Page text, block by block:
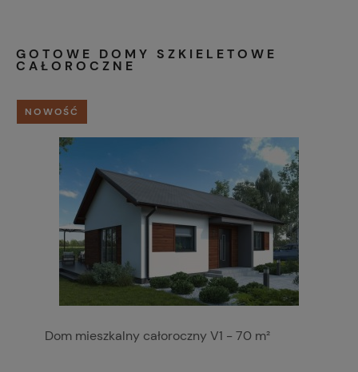
GOTOWE DOMY SZKIELETOWE
CAŁOROCZNE
Dom mieszkalny całoroczny V1 - 70 m²
NOWOŚĆ